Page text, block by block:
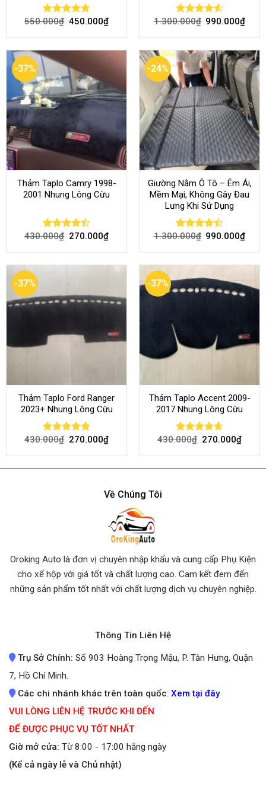
Rated4.70
550.000₫ 450.000₫ Rated 4.54
1.300.000₫ 990.000₫
-37%
Thảm Taplo Camry 1998-
2001 Nhung Lông Cừu
Rated
430.000₫ 270.000₫
-24%
Giường Nằm Ô Tô – Êm Ái,
Mềm Mại, Không Gây Đau
Lưng Khi Sử Dụng
Rated
1.300.000₫ 990.000₫
-37%
Thảm Taplo Ford Ranger
2023+ Nhung Lông Cừu
Rated 4.80
430.000₫ 270.000₫
-37%
Thảm Taplo Accent 2009-
2017 Nhung Lông Cừu
Rated 4.64
430.000₫ 270.000₫
Về Chúng Tôi
Oroking Auto là đơn vị chuyên nhập khẩu và cung cấp Phụ Kiện
cho xế hộp với giá tốt và chất lượng cao. Cam kết đem đến
những sản phẩm tốt nhất với chất lượng dịch vụ chuyên nghiệp.
Thông Tin Liên Hệ
Trụ Sở Chính: Số 903 Hoàng Trọng Mậu, P. Tân Hưng, Quận
7, Hồ Chí Minh.
Các chi nhánh khác trên toàn quốc: Xem tại đây
VUI LÒNG LIÊN HỆ TRƯỚC KHI ĐẾN
ĐỂ ĐƯỢC PHỤC VỤ TỐT NHẤT
Giờ mở cửa: Từ 8:00 - 17:00 hằng ngày
(Kể cả ngày lễ và Chủ nhật)